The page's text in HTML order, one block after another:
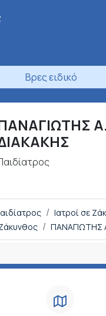
Βρες ειδικό
Α.
Ιατροί σε
ΠΑΝΑΓΙΩΤΗΣ